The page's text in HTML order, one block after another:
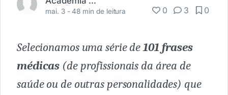
mai. 3 -48 min de leitura 0 3 0
Selecionamos uma série de101 frases
médicas (de profissionais da área de
saúde ou de outras personalidades) que